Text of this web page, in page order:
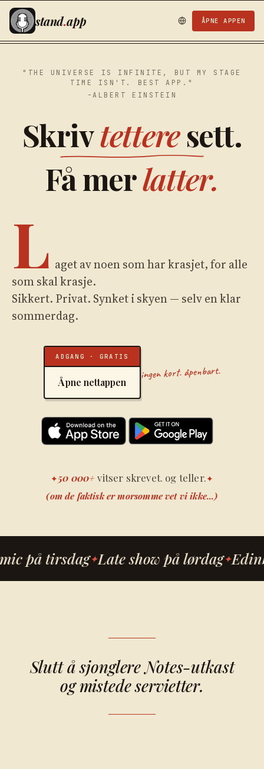
stand.app ÅPNE APPEN
"THE UNIVERSE IS INFINITE, BUT MY STAGE
TIME ISN'T. BEST APP."
-ALBERT EINSTEIN
Skrivtetteresett.
Få merlatter.
L aget av noen som har krasjet, for alle
som skal krasje.
Sikkert. Privat. Synket i skyen — selv en klar
sommerdag.
ADGANG · GRATIS
Åpne nettappen
ingen kort. åpenbart.
✦50 000+vitser skrevet. og teller.✦
(om de faktisk er morsomme vet vi ikke...)
på tirsdag Late show på lørdag
Slutt å sjonglere Notes-utkast
og mistede servietter.